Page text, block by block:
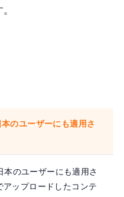
のユーザーにも適用さ
のユーザーにも適用さ
ップロードしたコンテ